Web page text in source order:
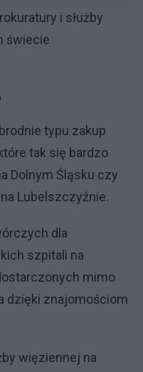
i służby
świecie
typu zakup
tak się bardzo
Dolnym Śląsku czy
Lubelszczyźnie.
dla
szpitali na
mimo
dzięki znajomościom
więziennej na